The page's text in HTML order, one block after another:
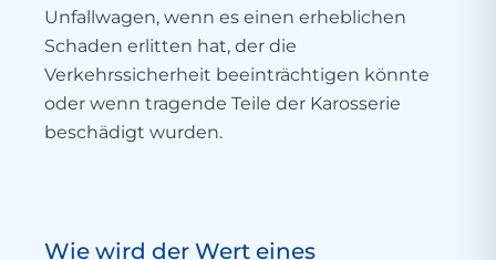
Unfallwagen, wenn es einen erheblichen
Schaden erlitten hat, der die
Verkehrssicherheit beeinträchtigen könnte
oder wenn tragende Teile der Karosserie
beschädigt wurden.
Wie wird der Wert eines